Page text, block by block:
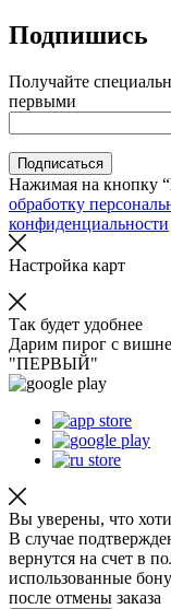
Подпишись
Получайте
первыми
Подписаться
Нажимая на кнопку
обработку
конфиденциальности
Настройка карт
Так будет удобнее
Дарим пирог с
"ПЕРВЫЙ"
Вы уверены, что
В случае
вернутся на счет в
использованные
после отмены заказа